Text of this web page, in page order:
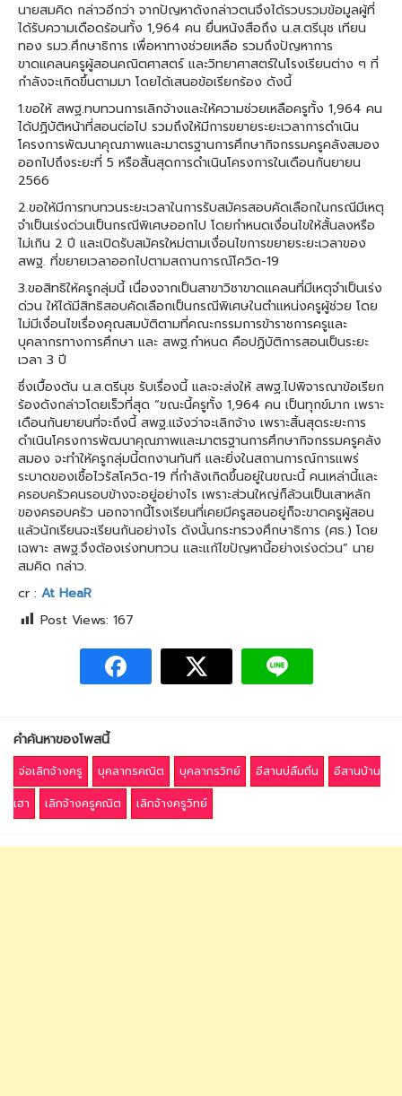
นายสมคิด กล่าวอีกว่า จากปัญหาดังกล่าวตนจึงได้รวบรวมข้อมูลผู้ที่
ได้รับความเดือดร้อนทั้ง 1,964 คน ยื่นหนังสือถึง น.ส.ตรีนุช เทียน
ทอง รมว.ศึกษาธิการ เพื่อหาทางช่วยเหลือ รวมถึงปัญหาการ
ขาดแคลนครูผู้สอนคณิตศาสตร์ และวิทยาศาสตร์ในโรงเรียนต่าง ๆ ที่
กำลังจะเกิดขึ้นตามมา โดยได้เสนอข้อเรียกร้อง ดังนี้
1.ขอให้ สพฐ.ทบทวนการเลิกจ้างและให้ความช่วยเหลือครูทั้ง 1,964 คน
ได้ปฏิบัติหน้าที่สอนต่อไป รวมถึงให้มีการขยายระยะเวลาการดำเนิน
โครงการพัฒนาคุณภาพและมาตรฐานการศึกษากิจกรรมครูคลังสมอง
ออกไปถึงระยะที่ 5 หรือสิ้นสุดการดำเนินโครงการในเดือนกันยายน
2566
2.ขอให้มีการทบทวนระยะเวลาในการรับสมัครสอบคัดเลือกในกรณีมีเหตุ
จำเป็นเร่งด่วนเป็นกรณีพิเศษออกไป โดยกำหนดเงื่อนไขให้สั้นลงหรือ
ไม่เกิน 2 ปี และเปิดรับสมัครใหม่ตามเงื่อนไขการขยายระยะเวลาของ
สพฐ. ที่ขยายเวลาออกไปตามสถานการณ์โควิด-19
3.ขอสิทธิให้ครูกลุ่มนี้ เนื่องจากเป็นสาขาวิชาขาดแคลนที่มีเหตุจำเป็นเร่ง
ด่วน ให้ได้มีสิทธิสอบคัดเลือกเป็นกรณีพิเศษในตำแหน่งครูผู้ช่วย โดย
ไม่มีเงื่อนไขเรื่องคุณสมบัติตามที่คณะกรรมการข้าราชการครูและ
บุคลากรทางการศึกษา และ สพฐ.กำหนด คือปฏิบัติการสอนเป็นระยะ
เวลา 3 ปี
ซึ่งเบื้องต้น น.ส.ตรีนุช รับเรื่องนี้ และจะส่งให้ สพฐ.ไปพิจารณาข้อเรียก
ร้องดังกล่าวโดยเร็วที่สุด “ขณะนี้ครูทั้ง 1,964 คน เป็นทุกข์มาก เพราะ
เดือนกันยายนที่จะถึงนี้ สพฐ.แจ้งว่าจะเลิกจ้าง เพราะสิ้นสุดระยะการ
ดำเนินโครงการพัฒนาคุณภาพและมาตรฐานการศึกษากิจกรรมครูคลัง
สมอง จะทำให้ครูกลุ่มนี้ตกงานทันที และยิ่งในสถานการณ์การแพร่
ระบาดของเชื้อไวรัสโควิด-19 ที่กำลังเกิดขึ้นอยู่ในขณะนี้ คนเหล่านี้และ
ครอบครัวคนรอบข้างจะอยู่อย่างไร เพราะส่วนใหญ่ก็ล้วนเป็นเสาหลัก
ของครอบครัว นอกจากนี้โรงเรียนที่เคยมีครูสอนอยู่ก็จะขาดครูผู้สอน
แล้วนักเรียนจะเรียนกันอย่างไร ดังนั้นกระทรวงศึกษาธิการ (ศธ.) โดย
เฉพาะ สพฐ.จึงต้องเร่งทบทวน และแก้ไขปัญหานี้อย่างเร่งด่วน” นาย
สมคิด กล่าว.
cr : At HeaR
Post Views: 167
คำค้นหาของโพสนี้
จ่อเลิกจ้างครู บุคลากรคณิต บุคลากรวิทย์ อีสานบ่ลืมถิ่น
อีสานบ้าน
เฮา
เลิกจ้างครูคณิต เลิกจ้างครูวิทย์